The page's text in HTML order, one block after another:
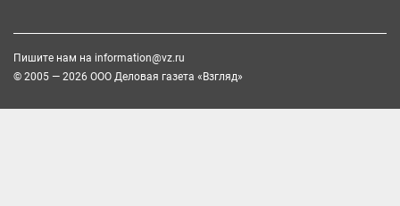
Пишите нам на information@vz.ru
© 2005 — 2026 ООО Деловая газета «Взгляд»